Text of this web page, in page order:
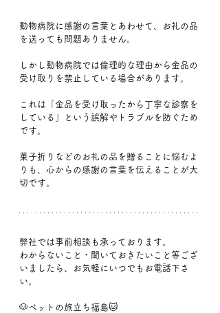
動物病院に感謝の言葉とあわせて、お礼の品
を送っても問題ありません。
しかし動物病院では倫理的な理由から金品の
受け取りを禁止している場合があります。
これは「金品を受け取ったから丁寧な診察を
している」という誤解やトラブルを防ぐため
です。
菓子折りなどのお礼の品を贈ることに悩むよ
りも、心からの感謝の言葉を伝えることが大
切です。
弊社では事前相談も承っております。
わからないこと・聞いておきたいこと等ござ
いましたら、お気軽にいつでもお電話下さ
い。
🐶ペットの旅立ち福島🐱